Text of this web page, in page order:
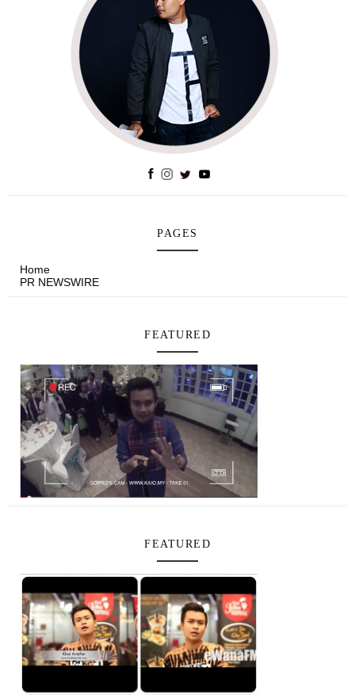
PAGES
Home
PR NEWSWIRE
FEATURED
FEATURED